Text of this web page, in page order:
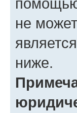
не
ниже.